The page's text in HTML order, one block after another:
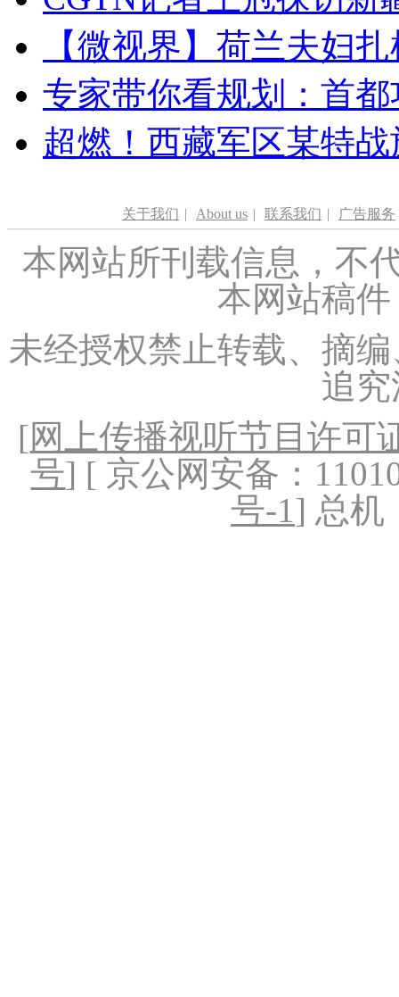
【微视界】荷兰夫妇
专家带你看规划：首
超燃！西藏军区某特
关于我们 | About us | 联系我们 | 广告服务
本网站所刊载信息，不
本网站稿
未经授权禁止转载、摘
追
[网上传播视听节目许可
号] [ 京公网安备：
号-1] 总机